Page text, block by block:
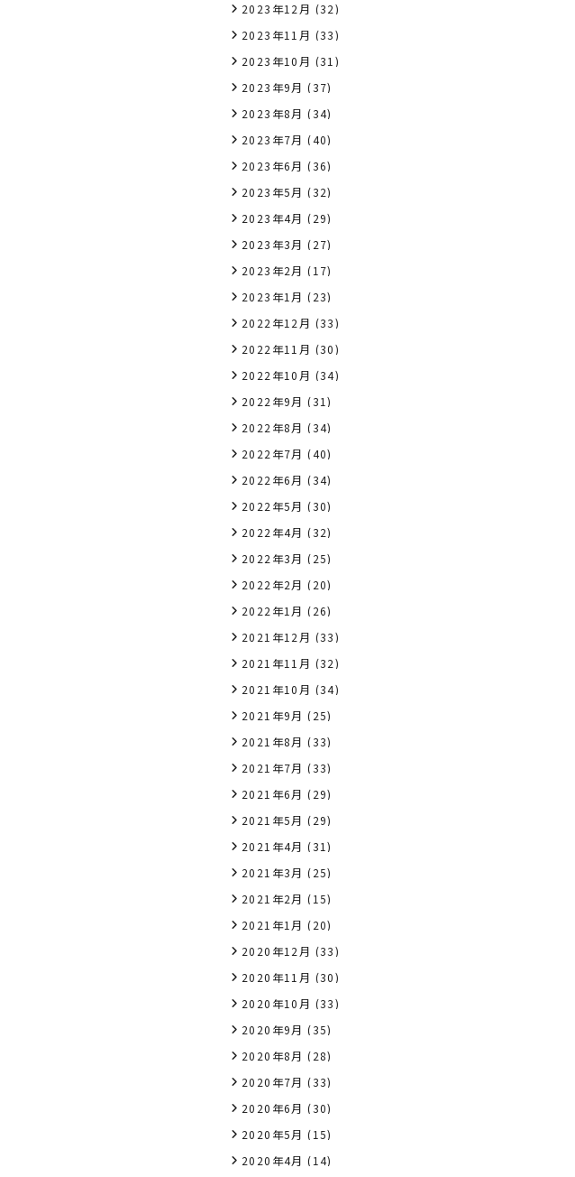
2023年12月 (32)
2023年11月 (33)
2023年10月 (31)
2023年9月 (37)
2023年8月 (34)
2023年7月 (40)
2023年6月 (36)
2023年5月 (32)
2023年4月 (29)
2023年3月 (27)
2023年2月 (17)
2023年1月 (23)
2022年12月 (33)
2022年11月 (30)
2022年10月 (34)
2022年9月 (31)
2022年8月 (34)
2022年7月 (40)
2022年6月 (34)
2022年5月 (30)
2022年4月 (32)
2022年3月 (25)
2022年2月 (20)
2022年1月 (26)
2021年12月 (33)
2021年11月 (32)
2021年10月 (34)
2021年9月 (25)
2021年8月 (33)
2021年7月 (33)
2021年6月 (29)
2021年5月 (29)
2021年4月 (31)
2021年3月 (25)
2021年2月 (15)
2021年1月 (20)
2020年12月 (33)
2020年11月 (30)
2020年10月 (33)
2020年9月 (35)
2020年8月 (28)
2020年7月 (33)
2020年6月 (30)
2020年5月 (15)
2020年4月 (14)